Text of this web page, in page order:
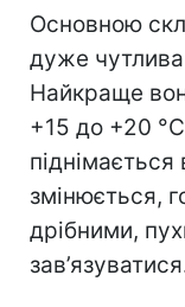
Основною
дуже
Найкраще
+15 до +20
змінюється,
дрібними,